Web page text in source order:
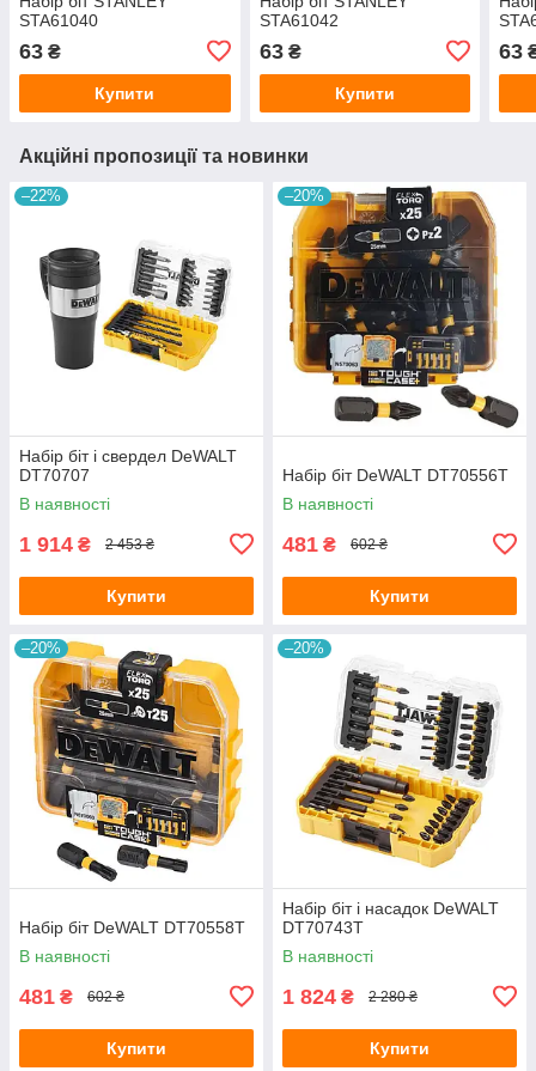
STA61040
63 ₴
Купити
STA61042
63₴
Купити
63
Акційні пропозиції та новинки
–22%
Набір біт і свердел DeWALT
DT70707
В наявності
1 914 ₴ 2 453 ₴
Купити
–20%
Набір біт DeWALT DT70556T
В наявності
481 ₴ 602 ₴
Купити
–20%
Набір біт DeWALT DT70558T
В наявності
481 ₴ 602 ₴
Купити
–20%
Набір біт і насадок DeWALT
DT70743T
В наявності
1 824 ₴ 2 280 ₴
Купити